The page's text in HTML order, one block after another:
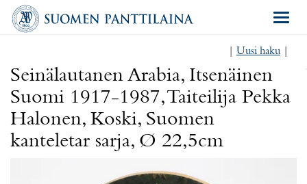
Uusi haku
Seinälautanen Arabia, Itsenäinen
Suomi 1917-1987, Taiteilija Pekka
Halonen, Koski, Suomen
kanteletar sarja, Ø 22,5cm